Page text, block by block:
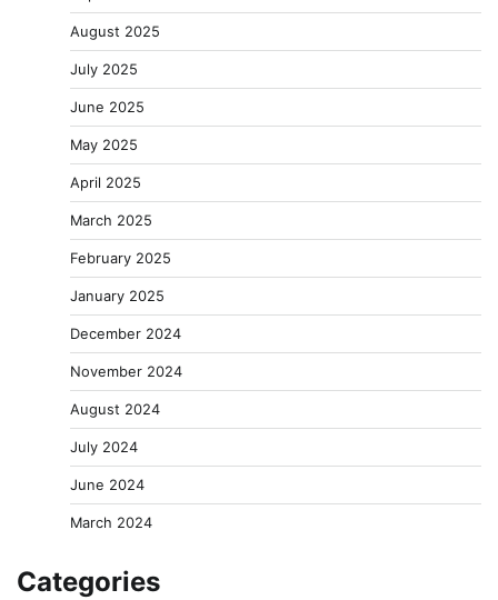
August 2025
July 2025
June 2025
May 2025
April 2025
March 2025
February 2025
January 2025
December 2024
November 2024
August 2024
July 2024
June 2024
March 2024
Categories